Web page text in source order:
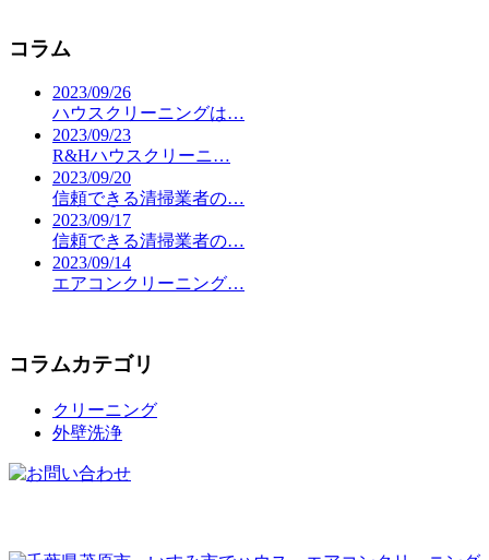
コラム
2023/09/26
ハウスクリーニングは…
2023/09/23
R&Hハウスクリーニ…
2023/09/20
信頼できる清掃業者の…
2023/09/17
信頼できる清掃業者の…
2023/09/14
エアコンクリーニング…
コラムカテゴリ
クリーニング
外壁洗浄